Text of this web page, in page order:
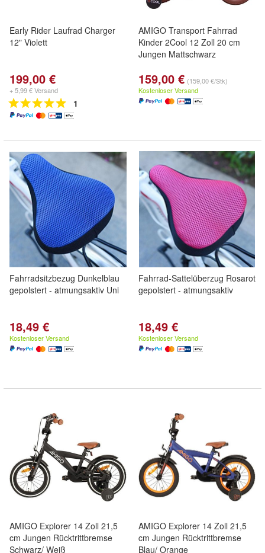
Early Rider Laufrad Charger
12" Violett
199,00 €
+ 5,99 € Versand
1
AMIGO Transport Fahrrad
Kinder 2Cool 12 Zoll 20 cm
Jungen Mattschwarz
159,00 € (159,00 €/Stk)
Kostenloser Versand
Fahrradsitzbezug Dunkelblau
gepolstert - atmungsaktiv Uni
18,49 €
Kostenloser Versand
Fahrrad-Sattelüberzug Rosarot
gepolstert - atmungsaktiv
18,49 €
Kostenloser Versand
AMIGO Explorer 14 Zoll 21,5
cm Jungen Rücktrittbremse
Schwarz/ Weiß
AMIGO Explorer 14 Zoll 21,5
cm Jungen Rücktrittbremse
Blau/ Orange